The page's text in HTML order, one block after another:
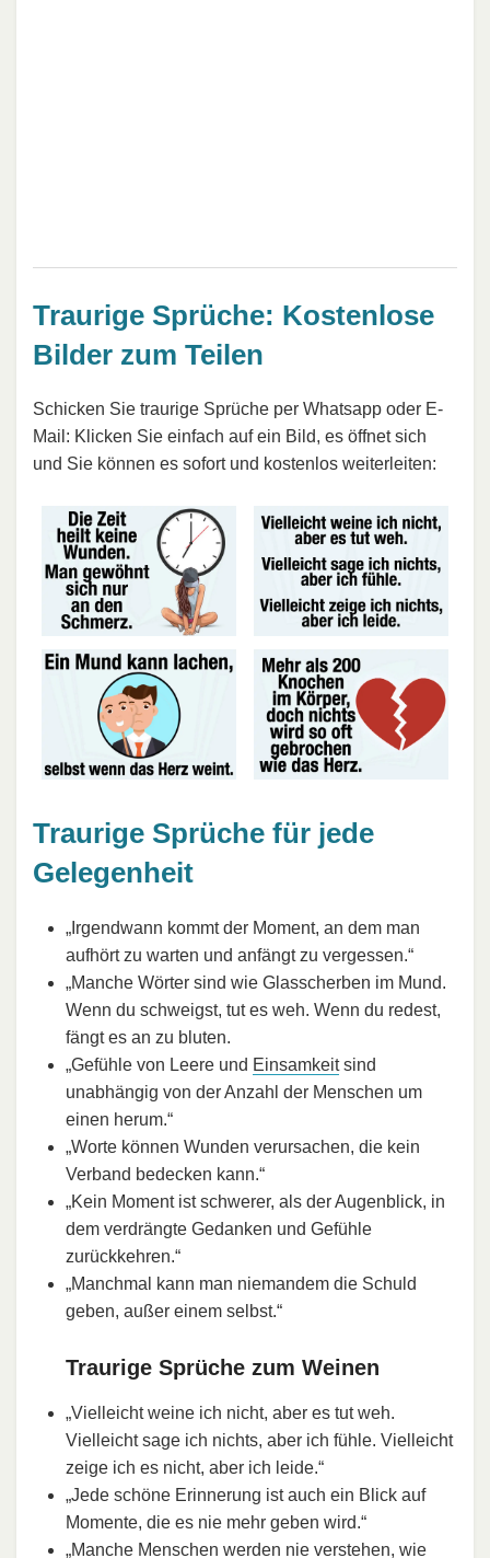
Traurige Sprüche: Kostenlose
Bilder zum Teilen
Schicken Sie traurige Sprüche per Whatsapp oder E-
Mail: Klicken Sie einfach auf ein Bild, es öffnet sich
und Sie können es sofort und kostenlos weiterleiten:
Traurige Sprüche für jede
Gelegenheit
„Irgendwann kommt der Moment, an dem man
aufhört zu warten und anfängt zu vergessen.“
„Manche Wörter sind wie Glasscherben im Mund.
Wenn du schweigst, tut es weh. Wenn du redest,
fängt es an zu bluten.
„Gefühle von Leere und Einsamkeitsind
unabhängig von der Anzahl der Menschen um
einen herum.“
„Worte können Wunden verursachen, die kein
Verband bedecken kann.“
„Kein Moment ist schwerer, als der Augenblick, in
dem verdrängte Gedanken und Gefühle
zurückkehren.“
„Manchmal kann man niemandem die Schuld
geben, außer einem selbst.“
Traurige Sprüche zum Weinen
„Vielleicht weine ich nicht, aber es tut weh.
Vielleicht sage ich nichts, aber ich fühle. Vielleicht
zeige ich es nicht, aber ich leide.“
„Jede schöne Erinnerung ist auch ein Blick auf
Momente, die es nie mehr geben wird.“
„Manche Menschen werden nie verstehen, wie